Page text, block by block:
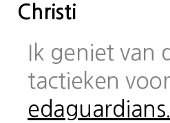
Christi
Ik geniet van
tactieken